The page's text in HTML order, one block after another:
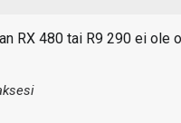
RX 480 tai R9 290 ei